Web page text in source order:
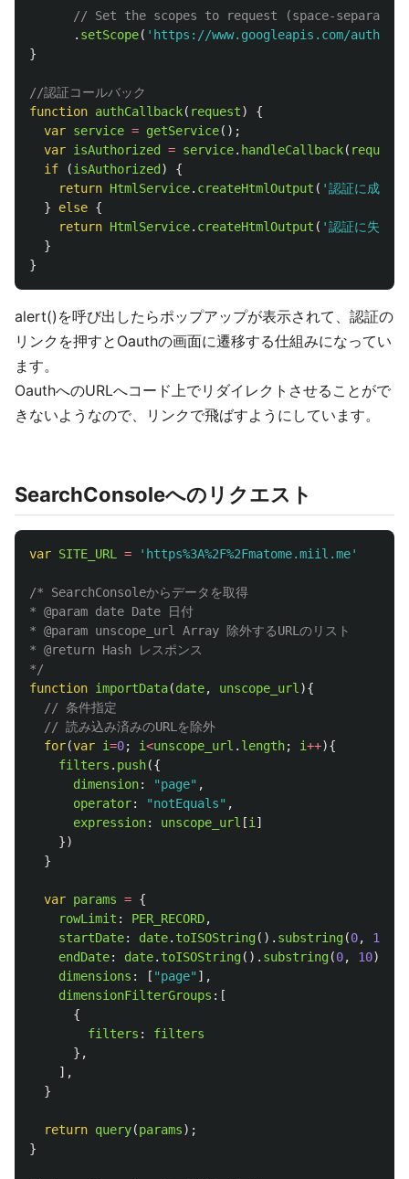
// Set the scopes to request (space-
. setScope( ' https://www.googleapis.com/auth/
}
//認証コールバック
function authCallback( request)
{
var service = getService();
var isAuthorized = service. handleCallback( request
if
(isAuthorized )
{
return HtmlService. createHtmlOutput ( '認証に成功
}
else {
return HtmlService. createHtmlOutput ( '認証に失敗
}
}
alert()を呼び出したらポップアップが表示されて、認証の
リンクを押すとOauthの画面に遷移する仕組みになってい
ます。
OauthへのURLへコード上でリダイレクトさせることがで
きないようなので、リンクで飛ばすようにしています。
SearchConsoleへのリクエスト
var SITE_URL = ' https%3A%2F%2Fmatome.miil.me'
/* SearchConsoleからデータを取得
* @param date Date 日付
* @param unscope_url Array 除外するURLのリスト
* @return Hash レスポンス
*/
function importData(date, unscope_url ){
// 条件指定
// 読み込み済みのURLを除外
for(var i=0; i<unscope_url . length; i++){
filters . push({
dimension: "page" ,
operator: "notEquals" ,
expression: unscope_url [i ]
})
}
var params = {
rowLimit : PER_RECORD,
startDate: date. toISOString(). substring(0, 10
endDate: date. toISOString(). substring(0, 10),
dimensions : [ "page" ],
dimensionFilterGroups :[
{
filters :
filters
},
],
}
return query(params);
}